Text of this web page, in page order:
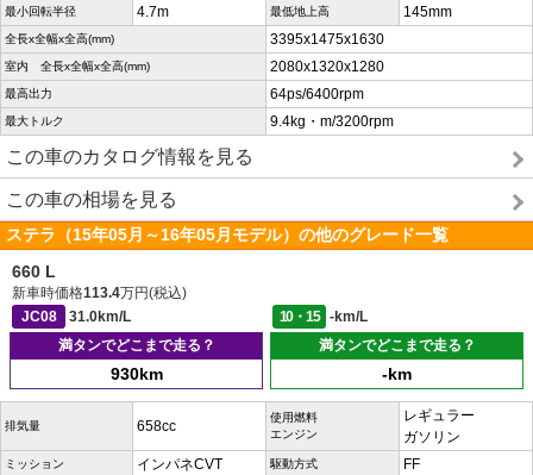
最小回転半径 4.7m 最低地上高 145mm
全長x全幅x全高(mm) 3395x1475x1630
室内 全長x全幅x全高(mm) 2080x1320x1280
最高出力 64ps/6400rpm
最大トルク 9.4kg・m/3200rpm
この車のカタログ情報を見る
この車の相場を見る
ステラ（15年05月～16年05月モデル）の他のグレード一覧
660 L
新車時価格113.4万円(税込)
JC08
31.0km/L 10・15
-km/L
満タンでどこまで走る？
930km
満タンでどこまで走る？
-km
排気量 658cc
使用燃料
エンジン
レギュラー
ガソリン
ミッション インパネCVT 駆動方式 FF